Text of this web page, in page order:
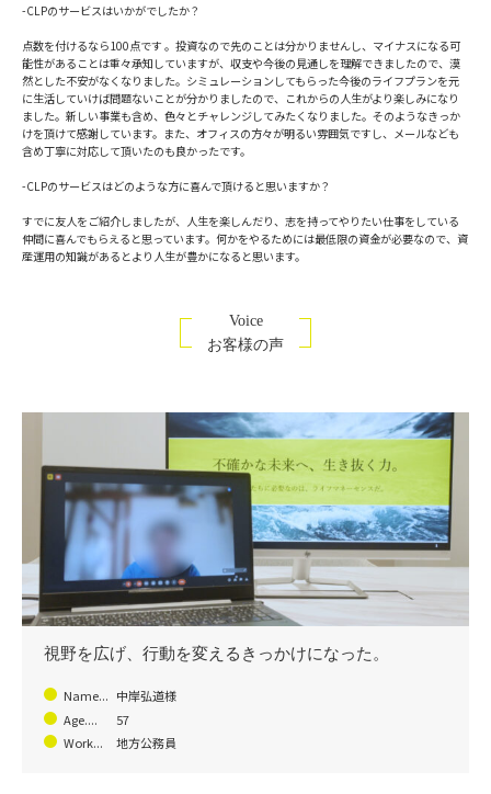
-CLPのサービスはいかがでしたか？
点数を付けるなら100点です 。投資なので先のことは分かりませんし、マイナスになる可
能性があることは重々承知していますが、収支や今後の見通しを理解できましたので、漠
然とした不安がなくなりました。シミュレーションしてもらった今後のライフプランを元
に生活していけば問題ないことが分かりましたので、これからの人生がより楽しみになり
ました。新しい事業も含め、色々とチャレンジしてみたくなりました。そのようなきっか
けを頂けて感謝しています。また、オフィスの方々が明るい雰囲気ですし、メールなども
含め丁寧に対応して頂いたのも良かったです。
-CLPのサービスはどのような方に喜んで頂けると思いますか？
すでに友人をご紹介しましたが、人生を楽しんだり、志を持ってやりたい仕事をしている
仲間に喜んでもらえると思っています。何かをやるためには最低限の資金が必要なので、資
産運用の知識があるとより人生が豊かになると思います。
Voice
お客様の声
視野を広げ、行動を変えるきっかけになった。
Name... 中岸弘道様
Age....
57
Work...
地方公務員